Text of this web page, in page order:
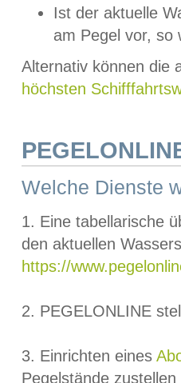
Ist der aktuelle
am Pegel vor,
Alternativ können die
höchsten
Welche Dienste
1. Eine tabellarische
den aktuellen
https://
2. PEGELONLINE
3. Einrichten eines
Pegelstände